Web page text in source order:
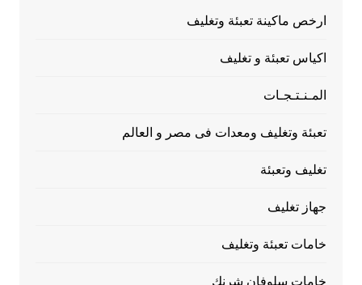
ارخص ماكينة تعبئة وتغليف
اكياس تعبئة و تغليف
المـنـتـجـات
تعبئة وتغليف ومعدات فى مصر و العالم
تغليف وتعبئة
جهاز تغليف
خامات تعبئة وتغليف
خامات سلوفان شرنك